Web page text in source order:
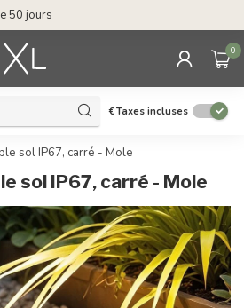
50 jours
0
€Taxes incluses
sol IP67, carré - Mole
sol IP67, carré - Mole